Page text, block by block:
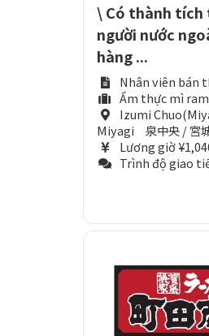
\ Có thành tích
người nước
hàng ...
Nhân viên bán
Ẩm thực mì
Izumi
Miyagi 泉中央 / 宮
Lương giờ
Trình độ giao tiếp hàng ngày